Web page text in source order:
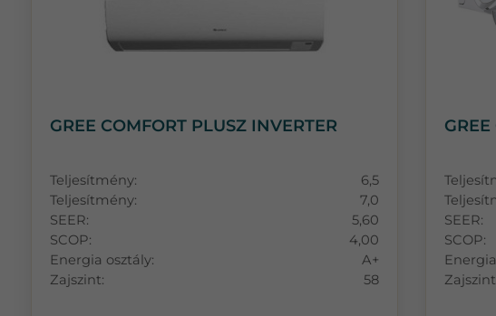
GREE COMFORT PLUSZ INVERTER
Teljesítmény:
6,5
Teljesítmény:
7,0
SEER:
5,60
SCOP:
4,00
Energia osztály:
A+
Zajszint:
58
SEER:
SCOP: